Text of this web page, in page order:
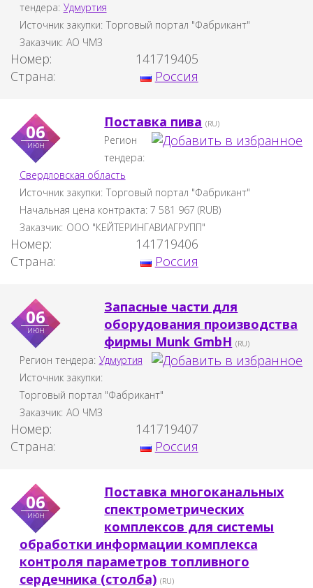
тендера: Удмуртия
Источник закупки: Торговый портал "Фабрикант"
Заказчик: АО ЧМЗ
Номер:
141719405
Страна:
Россия
06
июн
Поставка пива (RU)
Регион
тендера:
Свердловская область
Источник закупки: Торговый портал "Фабрикант"
Начальная цена контракта: 7 581 967 (RUB)
Заказчик: ООО "КЕЙТЕРИНГАВИАГРУПП"
Номер:
141719406
Страна:
Россия
06
июн
Запасные части для
оборудования производства
фирмы Munk GmbH (RU)
Регион тендера: Удмуртия
Источник закупки:
Торговый портал "Фабрикант"
Заказчик: АО ЧМЗ
Номер:
141719407
Страна:
Россия
06
июн
Поставка многоканальных
спектрометрических
комплексов для системы
обработки информации комплекса
контроля параметров топливного
сердечника (столба) (RU)